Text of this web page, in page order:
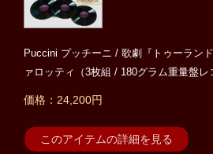
Puccini プッチーニ / 歌劇『トゥーラン
ァロッティ（3枚組 / 180グラム重量盤レ
価格：24,200円
このアイテムの詳細を見る